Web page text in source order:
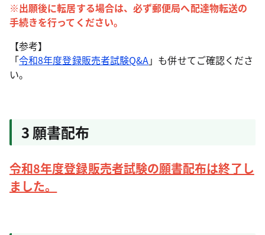
※出願後に転居する場合は、必ず郵便局へ配達物転送の
手続きを行ってください。
【参考】
「令和8年度登録販売者試験Q&A」も併せてご確認くださ
い。
3 願書配布
令和8年度登録販売者試験の願書配布は終了し
ました。